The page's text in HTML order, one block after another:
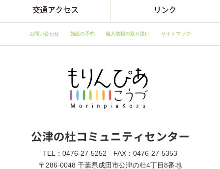
お問い合わせ 施設の予約 個人情報の取り扱い サイトマップ
TEL：0476-27-5252 FAX：0476-27-5353
〒286-0048 千葉県成田市公津の杜4丁目8番地